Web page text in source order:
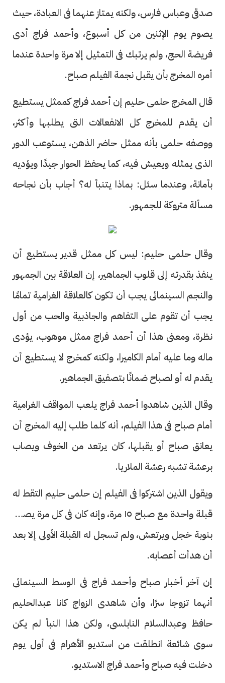
صدقى وعباس فارس، ولكنه يمتاز عنهما فى العبادة، حيث
يصوم يوم الإثنين من كل أسبوع، وأحمد فراج أدى
فريضة الحج، ولم يرتبك فى التمثيل إلا مرة واحدة عندما
أمره المخرج بأن يقبل نجمة الفيلم صباح.
قال المخرج حلمى حليم إن أحمد فراج كممثل يستطيع
أن يقدم للمخرج كل الانفعالات التى يطلبها وأكثر،
ووصفه حلمى بأنه ممثل حاضر الذهن، يستوعب الدور
الذى يمثله ويعيش فيه، كما يحفظ الحوار جيدًا ويؤديه
بأمانة، وعندما سئل: بماذا يتنبأ له؟ أجاب بأن نجاحه
مسألة متروكة للجمهور.
وقال حلمى حليم: ليس كل ممثل قدير يستطيع أن
ينفذ بقدرته إلى قلوب الجماهير، إن العلاقة بين الجمهور
والنجم السينمائى يجب أن تكون كالعلاقة الغرامية تمامًا
يجب أن تقوم على التفاهم والجاذبية والحب من أول
نظرة، ومعنى هذا أن أحمد فراج ممثل موهوب، يؤدى
ماله وما عليه أمام الكاميرا، ولكنه كمخرج لا يستطيع أن
يقدم له أو لصباح ضمانًا بتصفيق الجماهير.
وقال الذين شاهدوا أحمد فراج يلعب المواقف الغرامية
أمام صباح فى هذا الفيلم، أنه كلما طلب إليه المخرج أن
يعانق صباح أو يقبلها، كان يرتعد من الخوف ويصاب
برعشة تشبه رعشة الملاريا.
ويقول الذين اشتركوا فى الفيلم إن حلمى حليم التقط له
قبلة واحدة مع صباح ١٥ مرة، وإنه كان فى كل مرة يصاب
بنوبة خجل ويرتعش، ولم تسجل له القبلة الأولى إلا بعد
أن هدأت أعصابه.
إن آخر أخبار صباح وأحمد فراج فى الوسط السينمائى
أنهما تزوجا سرًا، وأن شاهدى الزواج كانا عبدالحليم
حافظ وعبدالسلام النابلسى، ولكن هذا النبأ لم يكن
سوى شائعة انطلقت من استديو الأهرام فى أول يوم
دخلت فيه صباح وأحمد فراج الاستديو.